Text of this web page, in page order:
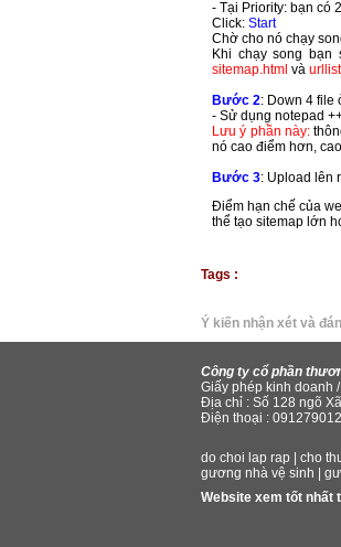
- Tại Priority: bạn có
Click: Start
Chờ cho nó chạy
Khi chạy song
sitemap.html và
Bước 2: Down 4 file
- Sử dụng notepad
Lưu ý phần này:
nó cao điểm hơn,
Bước 3: Upload lên
Điểm hạn chế của
thể tạo sitemap lớn
Tags :
Ý kiến nhận xét và
Công ty cổ phần
Giấy phép kinh doanh
Địa chỉ : Số 128 ngõ
Điện thoại :
do choi lap rap cho
gương nhà vệ sinh
Website xem tốt nhất